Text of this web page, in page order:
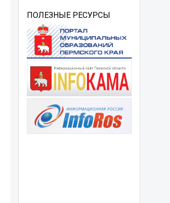
ПОЛЕЗНЫЕ РЕСУРСЫ